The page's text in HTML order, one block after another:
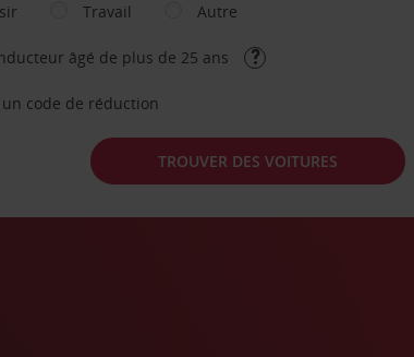
Travail Autre
âgé de plus de 25 ans
un code de réduction
TROUVER DES VOITURES